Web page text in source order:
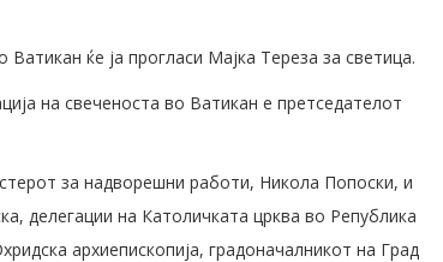
ќе ја прогласи Мајка Тереза за светица.
на свеченоста во Ватикан е претседателот
за надворешни работи, Никола Попоски, и
делегации на Католичката црква во Република
архиепископија, градоначалникот на Град